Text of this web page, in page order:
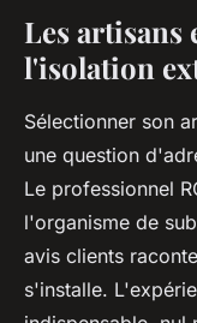
Les artisans
l'isolation
Sélectionner son
une question
Le professionnel
l'organisme de
avis clients
s'installe.